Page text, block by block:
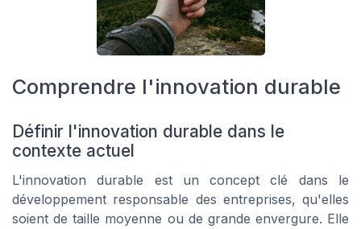
Comprendre l'innovation durable
Définir l'innovation durable dans le
contexte actuel
L'innovation durable est un concept clé dans le
développement responsable des entreprises, qu'elles
soient de taille moyenne ou de grande envergure. Elle